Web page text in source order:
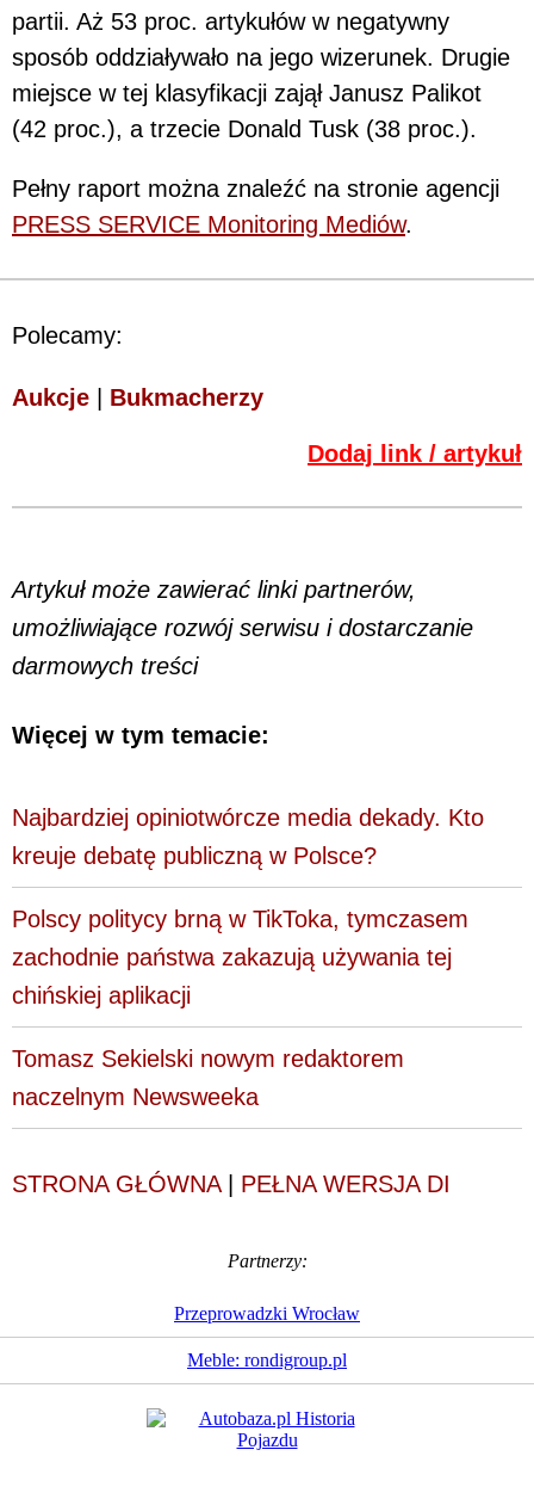
partii. Aż 53 proc. artykułów w negatywny
sposób oddziaływało na jego wizerunek. Drugie
miejsce w tej klasyfikacji zajął Janusz Palikot
(42 proc.), a trzecie Donald Tusk (38 proc.).
Pełny raport można znaleźć na stronie agencji
PRESS SERVICE Monitoring Mediów.
Polecamy:
Aukcje | Bukmacherzy
Dodaj link / artykuł
Artykuł może zawierać linki partnerów,
umożliwiające rozwój serwisu i dostarczanie
darmowych treści
Więcej w tym temacie:
Najbardziej opiniotwórcze media dekady. Kto
kreuje debatę publiczną w Polsce?
Polscy politycy brną w TikToka, tymczasem
zachodnie państwa zakazują używania tej
chińskiej aplikacji
Tomasz Sekielski nowym redaktorem
naczelnym Newsweeka
STRONA GŁÓWNA| PEŁNA WERSJA DI
Partnerzy:
Przeprowadzki Wrocław
Meble: rondigroup.pl